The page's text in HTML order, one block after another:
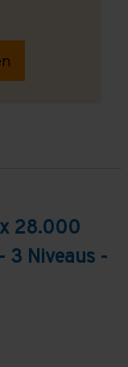
28.000
3 Niveaus -